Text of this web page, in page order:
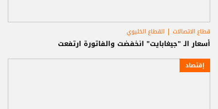
قطاع الاتصالات القطاع الخليوي
أسعار الـ "جيغابايت" انخفضت والفاتورة ارتفعت
إقتصاد